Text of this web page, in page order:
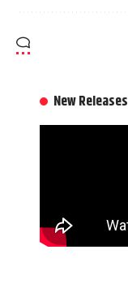
New Releases